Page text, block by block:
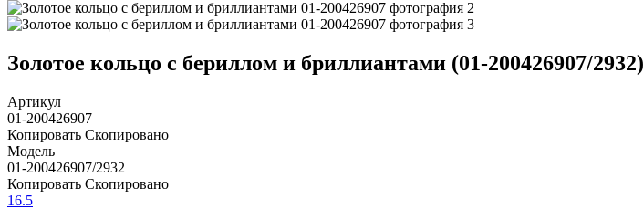
Золотое кольцо с бериллом и бриллиантами (01-200426907/2932)
Артикул
01-200426907
Копировать Скопировано
Модель
01-200426907/2932
Копировать Скопировано
16.5